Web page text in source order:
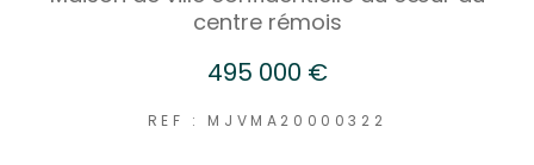
centre rémois
495 000 €
REF : MJVMA20000322